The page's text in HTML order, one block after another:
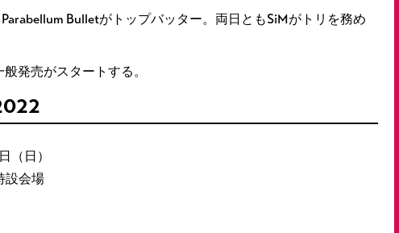
Bulletがトップバッター。両日ともSiMがトリを務め
発売がスタートする。
（日）
設会場